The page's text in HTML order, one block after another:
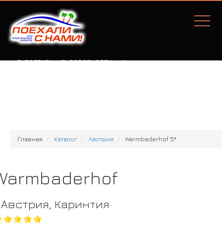
Г. ПОЛТАВА, УЛ. СОБОРНОСТИ, 77А
Главная Каталог Австрия Warmbaderhof 5*
Австрия, Каринтия